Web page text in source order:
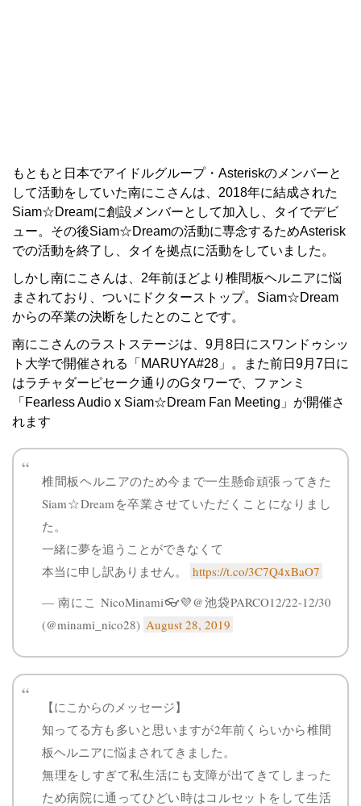
もともと日本でアイドルグループ・Asteriskのメンバーと
して活動をしていた南にこさんは、2018年に結成された
Siam☆Dreamに創設メンバーとして加入し、タイでデビ
ュー。その後Siam☆Dreamの活動に専念するためAsterisk
での活動を終了し、タイを拠点に活動をしていました。
しかし南にこさんは、2年前ほどより椎間板ヘルニアに悩
まされており、ついにドクターストップ。Siam☆Dream
からの卒業の決断をしたとのことです。
南にこさんのラストステージは、9月8日にスワンドゥシッ
ト大学で開催される「MARUYA#28」。また前日9月7日に
はラチャダーピセーク通りのGタワーで、ファンミ
「Fearless Audio x Siam☆Dream Fan Meeting」が開催さ
れます
椎間板ヘルニアのため今まで一生懸命頑張ってきた
Siam☆Dreamを卒業させていただくことになりまし
た。
一緒に夢を追うことができなくて
本当に申し訳ありません。
https://t.co/3C7Q4xBaO7
— 南にこ NicoMinami👓💜@池袋PARCO12/22-12/30
(@minami_nico28) August 28, 2019
【にこからのメッセージ】
知ってる方も多いと思いますが2年前くらいから椎間
板ヘルニアに悩まされてきました。
無理をしすぎて私生活にも支障が出てきてしまった
ため病院に通ってひどい時はコルセットをして生活